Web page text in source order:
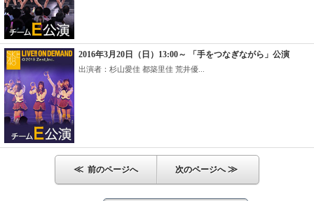
2016年3月20日（日）13:00～ 「手をつなぎながら」公演
出演者：杉山愛佳 都築里佳 荒井優...
≪ 前のページへ 次のページへ≫